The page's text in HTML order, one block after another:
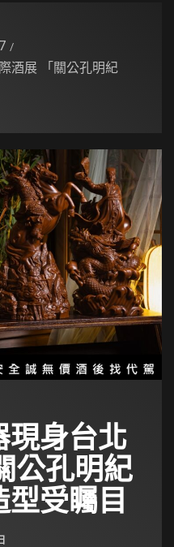
酒展 「關公孔明紀
現身台北
公孔明紀
受矚目